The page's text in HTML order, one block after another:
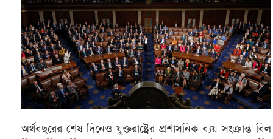
অর্থবছরের শেষ দিনেও যুক্তরাষ্ট্রের প্রশাসনিক ব্যয় সংক্রান্ত বিল